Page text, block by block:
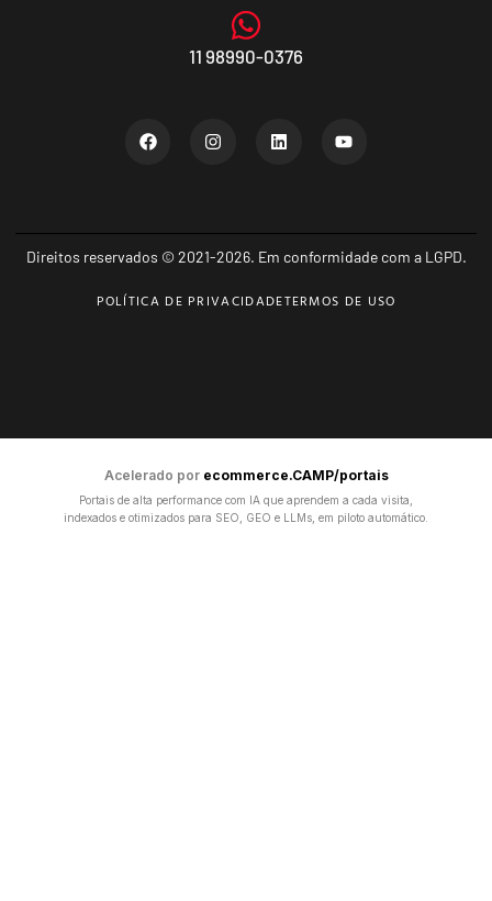
11 98990-0376
Direitos reservados © 2021-2026. Em conformidade com a LGPD.
POLÍTICA DE PRIVACIDADETERMOS DE USO
Acelerado por ecommerce.CAMP/portais
Portais de alta performance com IA que aprendem a cada visita,
indexados e otimizados para SEO, GEO e LLMs, em piloto automático.